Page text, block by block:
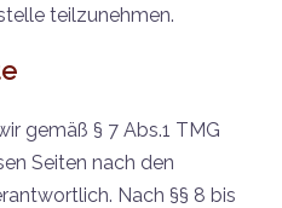
teilzunehmen.
gemäß § 7 Abs.1 TMG
Seiten nach den
Nach §§ 8 bis